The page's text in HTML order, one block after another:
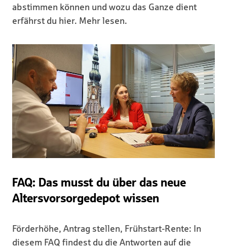
abstimmen können und wozu das Ganze dient
erfährst du hier. Mehr lesen.
FAQ: Das musst du über das neue
Altersvorsorgedepot wissen
Förderhöhe, Antrag stellen, Frühstart-Rente: In
diesem FAQ findest du die Antworten auf die